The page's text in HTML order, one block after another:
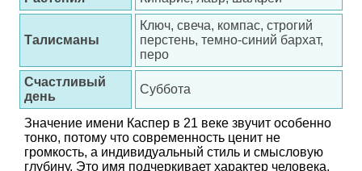
Талисманы
Ключ, свеча, компас, строгий
перстень, темно-синий бархат,
перо
Счастливый
день
Суббота
Значение имени Каспер в 21 веке звучит особенно
тонко, потому что современность ценит не
громкость, а индивидуальный стиль и смысловую
глубину. Это имя подчеркивает характер человека,